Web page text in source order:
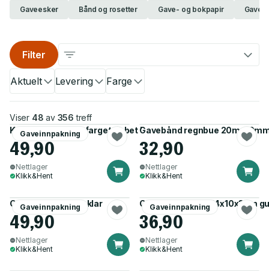
Gaveesker Bånd og rosetter Gave- og bokpapir
Aktuelt Levering Farge
Filter
Viser 48 av 356 treff
Gaveinnpakning
Kraftpapir 8M ensfarget ribbet brun
49,90
Nettlager
Klikk&Hent
Gavebånd regnbue
32,90
Nettlager
Klikk&Hent
Gaveinnpakning
Cellofan 5M 25my klar
49,90
Nettlager
Klikk&Hent
Gaveinnpakning
Gaveeske glitter 14x10x3cm
36,90
Nettlager
Klikk&Hent